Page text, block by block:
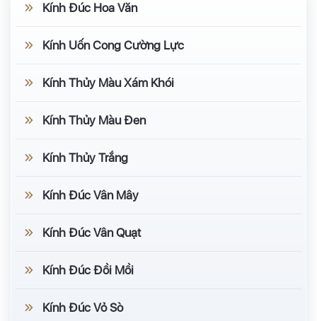
Kính Đúc Hoa Văn
Kính Uốn Cong Cường Lực
Kính Thủy Màu Xám Khói
Kính Thủy Màu Đen
Kính Thủy Trắng
Kính Đúc Vân Mây
Kính Đúc Vân Quạt
Kính Đúc Đồi Mồi
Kính Đúc Vỏ Sò